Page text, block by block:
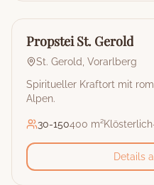
Hotel
Propstei St. Gerold
St. Gerold Vorarlberg
Spiritueller Kraftort mit
Alpen.
30-150400 m²
Details